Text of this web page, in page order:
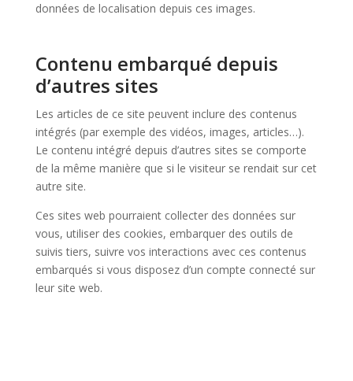
données de localisation depuis ces images.
Contenu embarqué depuis
d’autres sites
Les articles de ce site peuvent inclure des contenus
intégrés (par exemple des vidéos, images, articles…).
Le contenu intégré depuis d’autres sites se comporte
de la même manière que si le visiteur se rendait sur cet
autre site.
Ces sites web pourraient collecter des données sur
vous, utiliser des cookies, embarquer des outils de
suivis tiers, suivre vos interactions avec ces contenus
embarqués si vous disposez d’un compte connecté sur
leur site web.